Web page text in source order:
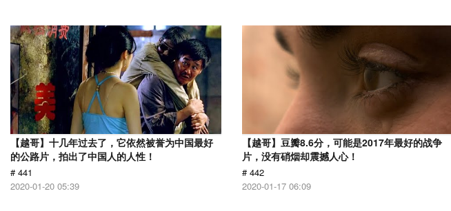
【越哥】十几年过去了，它依然被誉为中国最好
的公路片，拍出了中国人的人性！
# 441
2020-01-20 05:39
【越哥】豆瓣8.6分，可能是2017年最好的战争
片，没有硝烟却震撼人心！
# 442
2020-01-17 06:09